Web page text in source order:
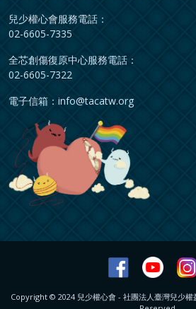
兒少權心會服務電話：
02-6605-7335
全芯創傷復原中心服務電話：
02-6605-7322
電子信箱： info@tacatw.org
Copyright © 2024 兒少權心會 - 社團法人臺灣兒少